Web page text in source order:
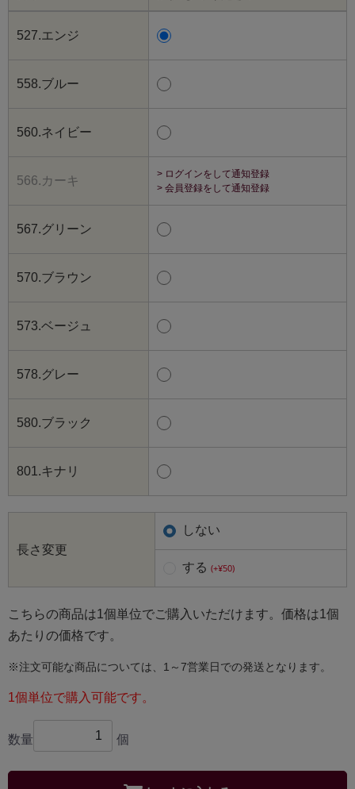
527.エンジ
558.ブルー
560.ネイビー
566.カーキ
> ログインをして通知登録
> 会員登録をして通知登録
567.グリーン
570.ブラウン
573.ベージュ
578.グレー
580.ブラック
801.キナリ
長さ変更
しない
する (+¥50)
こちらの商品は1個単位でご購入いただけます。価格は1個
あたりの価格です。
※注文可能な商品については、1～7営業日での発送となります。
1個単位で購入可能です。
数量 個